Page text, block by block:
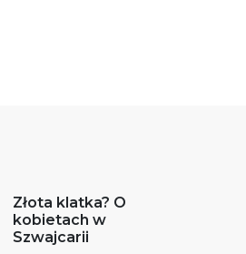
Złota klatka? O
kobietach w
Szwajcarii